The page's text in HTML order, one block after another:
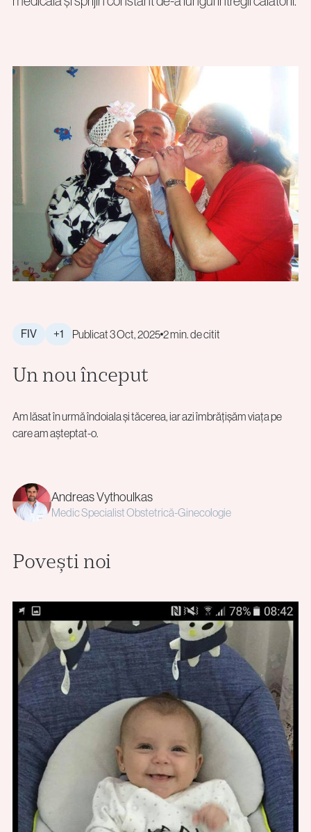
FIV +1 Publicat 3 Oct, 2025 2 min. de citit
Un nou început
Am lăsat în urmă îndoiala și tăcerea, iar azi îmbrățișăm viața pe
care am așteptat-o.
Andreas Vythoulkas
Medic Specialist Obstetrică-Ginecologie
Povești noi